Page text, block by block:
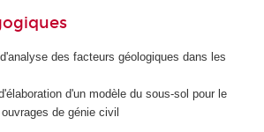
des facteurs géologiques dans les
d'un modèle du sous-sol pour le
de génie civil